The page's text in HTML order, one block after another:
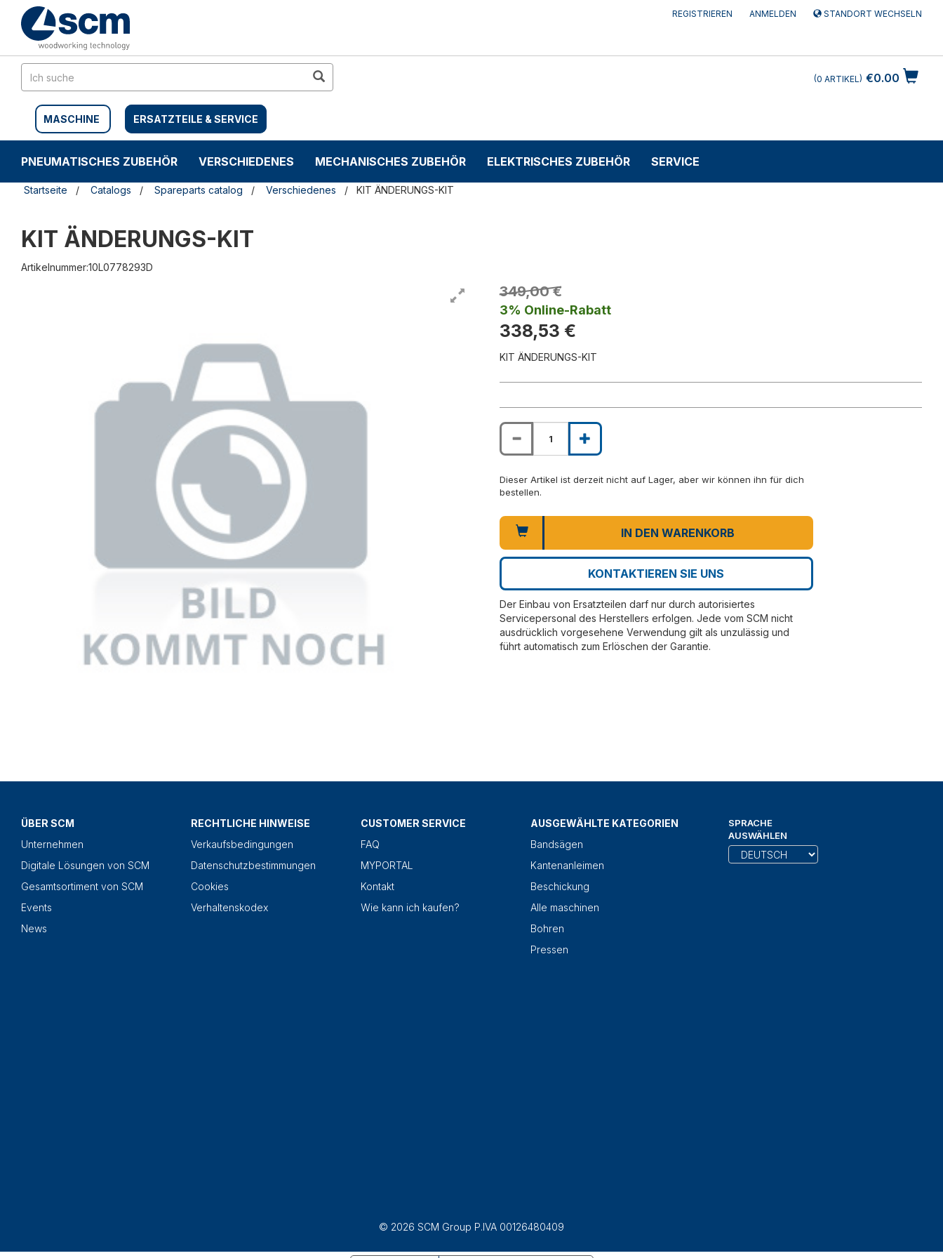
Inhalt
springen
Navigationsmen�
springen
REGISTRIEREN ANMELDEN STANDORT WECHSELN
MASCHINE ERSATZTEILE & SERVICE
€0.00
0 ARTIKEL
PNEUMATISCHES ZUBEHÖR VERSCHIEDENES MECHANISCHES ZUBEHÖR ELEKTRISCHES ZUBEHÖR SERVICE
Startseite Catalogs Spareparts catalog Verschiedenes KIT ÄNDERUNGS-KIT
KIT ÄNDERUNGS-KIT
Artikelnummer:10L0778293D
349,00 €
3% Online-Rabatt
338,53 €
KIT ÄNDERUNGS-KIT
Dieser Artikel ist derzeit nicht auf Lager, aber wir können ihn für dich
bestellen.
IN DEN WARENKORB
KONTAKTIEREN SIE UNS
Der Einbau von Ersatzteilen darf nur durch autorisiertes
Servicepersonal des Herstellers erfolgen. Jede vom SCM nicht
ausdrücklich vorgesehene Verwendung gilt als unzulässig und
führt automatisch zum Erlöschen der Garantie.
ÜBER SCM
Unternehmen
Digitale Lösungen von SCM
Gesamtsortiment von SCM
Events
News
RECHTLICHE HINWEISE
Verkaufsbedingungen
Datenschutzbestimmungen
Cookies
Verhaltenskodex
CUSTOMER SERVICE
FAQ
MYPORTAL
Kontakt
Wie kann ich kaufen?
AUSGEWÄHLTE KATEGORIEN
Bandsägen
Kantenanleimen
Beschickung
Alle maschinen
Bohren
Pressen
SPRACHE
AUSWÄHLEN
© 2026 SCM Group P.IVA 00126480409